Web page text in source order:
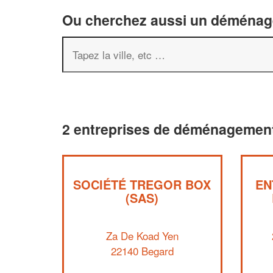
Ou cherchez aussi un
2 entreprises de
SOCIÉTÉ TREGOR BOX
(SAS)
Za De Koad Yen
22140 Begard